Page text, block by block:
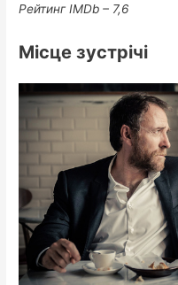
Рейтинг IMDb – 7,6
Місце зустрічі